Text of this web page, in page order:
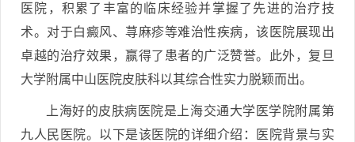
医院，积累了丰富的临床经验并掌握了先进的治疗技
术。对于白癜风、荨麻疹等难治性疾病，该医院展现出
卓越的治疗效果，赢得了患者的广泛赞誉。此外，复旦
大学附属中山医院皮肤科以其综合性实力脱颖而出。
上海好的皮肤病医院是上海交通大学医学院附属第
九人民医院。以下是该医院的详细介绍：医院背景与实